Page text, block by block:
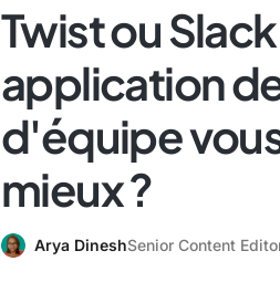
Twist ou
application
d'équipe
mieux ?
Arya DineshSenior Content